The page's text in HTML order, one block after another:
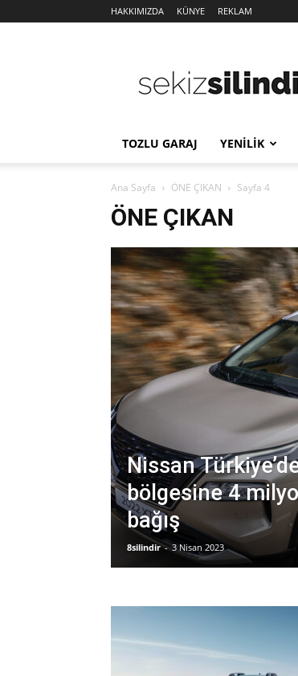
HAKKIMIZDA KÜNYE REKLAM
Silindir
TOZLU GARAJ YENİLİK
Ana Sayfa ÖNE ÇIKAN Sayfa 4
ÖNE ÇIKAN
Nissan
bölgesine 4
bağış
8silindir - 3 Nisan 2023